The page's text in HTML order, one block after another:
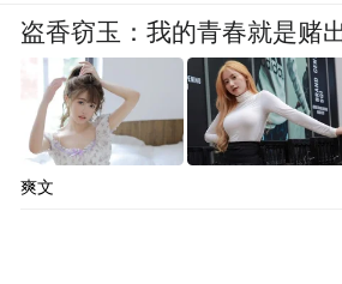
盗香窃玉：我的青春就是赌
爽文